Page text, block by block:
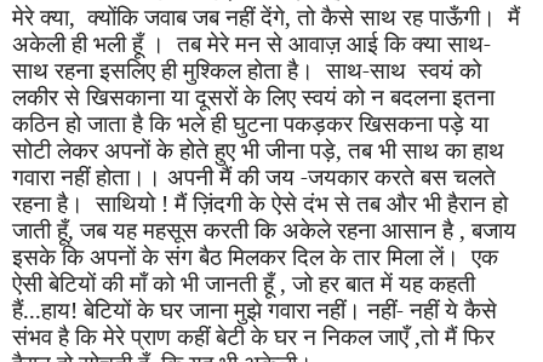
मेरे क्या, क्योंकिजवाब जब नहीं देंगे, तो कैसे साथ रह पाऊँगी। मैं
अकेली ही भली हूँ । तब मेरे मन से आवाज़ आई कि क्या साथ-
साथ रहना इसलिए ही मुश्किल होता है। साथ-साथ स्वयं को
लकीर से खिसकाना या दूसरों के लिए स्वयं को न बदलना इतना
कठिन हो जाता है कि भले हीघुटना पकड़कर खिसकना पड़े या
सोटी लेकर अपनों के होते हुए भी जीना पड़े, तब भी साथ का हाथ
गवारा नहीं होता।। अपनी मैं की जय -जयकार करते बस चलते
रहना है। साथियो ! मैं ज़िंदगी के ऐसे दंभ से तब और भी हैरान हो
जाती हूँ, जब यह महसूस करती कि अकेले रहना आसान है ,बजाय
इसके कि अपनों के संग बैठ मिलकर दिल के तार मिला लें। एक
ऐसी बेटियों की माँ को भी जानती हूँ, जो हर बात में यह कहती
हैं...हाय! बेटियों के घर जाना मुझे गवारा नहीं। नहीं- नहीं ये कैसे
संभव है कि मेरे प्राण कहीं बेटी के घर न निकल जाएँ,तो मैं फिर